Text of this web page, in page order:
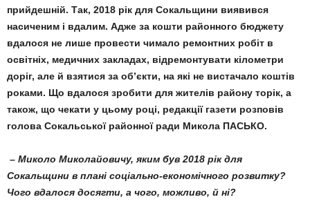
прийдешній. Так, 2018 рік для Сокальщини виявився
насиченим і вдалим. Адже за кошти районного бюджету
вдалося не лише провести чимало ремонтних робіт в
освітніх, медичних закладах, відремонтувати кілометри
доріг, але й взятися за об’єкти, на які не виста­чало коштів
роками. Що вдалося зробити для жителів району торік, а
також, що чекати у цьому році, редакції газети розповів
голова Сокальської районної ради Микола ПАСЬКО.
– Миколо Миколайовичу, яким був 2018 рік для
Сокальщини в плані соціально-економічного розвитку?
Чого вдалося досяг­ти, а чого, можливо, й ні?